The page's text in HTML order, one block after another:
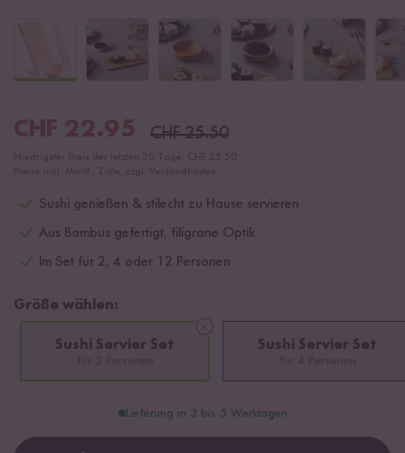
CHF 22.95 CHF25.50
Sushi genießen & stilecht zu Hause servieren
Aus Bambus gefertigt, filigrane Optik
Im Set für 2, 4 oder 12 Personen
Größe wählen:
Sushi Servier Set Sushi Servier Set
Lieferung in 3 bis 5 Werktagen